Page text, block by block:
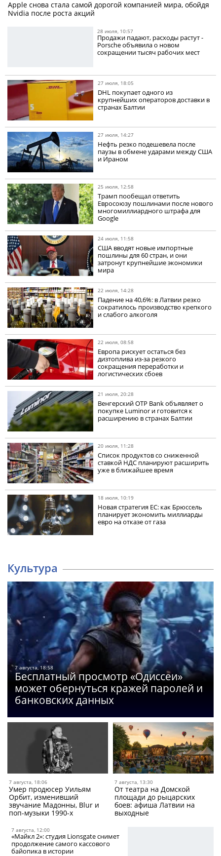
Apple снова стала самой дорогой компанией мира, обойдя
Nvidia после роста акций
28 июля, 10:57
Продажи падают, расходы растут -
Porsche объявила о новом
сокращении тысяч рабочих мест
27 июля, 18:05
DHL покупает одного из
крупнейших операторов доставки в
странах Балтии
27 июля, 14:27
Нефть резко подешевела после
паузы в обмене ударами между США
и Ираном
25 июля, 12:58
Трамп пообещал ответить
Евросоюзу пошлинами после нового
многомиллиардного штрафа для
Google
24 июля, 11:58
США вводят новые импортные
пошлины для 60 стран, и они
затронут крупнейшие экономики
мира
22 июля, 14:28
Падение на 40,6%: в Латвии резко
сократилось производство крепкого
и слабого алкоголя
22 июля, 08:58
Европа рискует остаться без
дизтоплива из-за резкого
сокращения переработки и
логистических сбоев
21 июля, 20:28
Венгерский OTP Bank объявляет о
покупке Luminor и готовится к
расширению в странах Балтии
20 июля, 11:28
Список продуктов со сниженной
ставкой НДС планируют расширить
уже в ближайшее время
18 июля, 10:19
Новая стратегия ЕС: как Брюссель
планирует экономить миллиарды
евро на отказе от газа
Культура
7 августа, 18:58
Бесплатный просмотр «Одиссеи»
может обернуться кражей паролей и
банковских данных
7 августа, 18:06
Умер продюсер Уильям
Орбит, изменивший
звучание Мадонны, Blur и
поп-музыки 1990-х
7 августа, 13:30
От театра на Домской
площади до рыцарских
боев: афиша Латвии на
выходные
7 августа, 12:00
«Майкл 2»: студия Lionsgate снимет
продолжение самого кассового
байопика в истории